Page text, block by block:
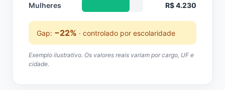
Mulheres R$ 4.230
Gap: −22% · controlado por escolaridade
Exemplo ilustrativo. Os valores reais variam por cargo, UF e
cidade.